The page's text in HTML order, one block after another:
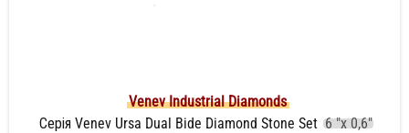
Venev Industrial Diamonds
Серія Venev Ursa Dual Bide Diamond Stone Set 6 "x 0,6"